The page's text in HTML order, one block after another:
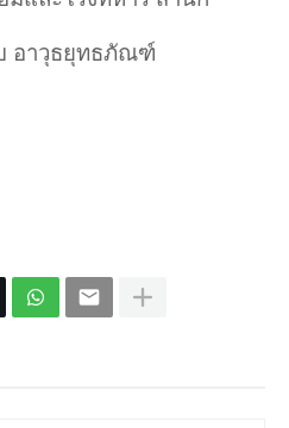
อาวุธยุทธภัณฑ์